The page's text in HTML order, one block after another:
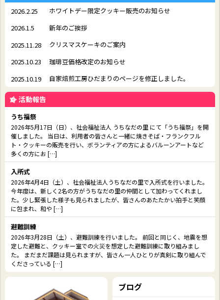
2026.2.25
ホワイトデー限定クッキー販売のお知らせ
2026.1.5
新年のご挨拶
2025.11.28
クリスマスケーキのご案内
2025.10.23
珈琲豆価格改定のお知らせ
2025.10.19
自家焙煎工房ひだまりのページを修正しました。
活動報告
うち福祭
2026年5月17日（日）、社会福祉法人 うちなだの里 にて「うち福祭」を開
催しました。 当日は、利用者の皆さんと一緒に焼きそば・フランクフル
ト・クッキーの販売を行い、ボランティアの方によるバルーンアートなど
多くの方にお […]
入所式
2026年4月4日（土）、社会福祉法人うちなだの里で入所式を行いました。
今年度は、新しく2名の方がうちなだの里の仲間として加わってくれまし
た。少し緊張した様子も見られましたが、皆さんのあたたかい拍手と笑顔
に包まれ、和や […]
避難訓練
2026年3月28日（土）、避難訓練を行いました。 前回と同じく、地震を想
定した避難と、クッキー室での火災を想定した避難訓練に取り組みまし
た。 まだまだ課題は見られますが、皆さん一人ひとりが真剣に取り組んで
くださっている […]
ブログ